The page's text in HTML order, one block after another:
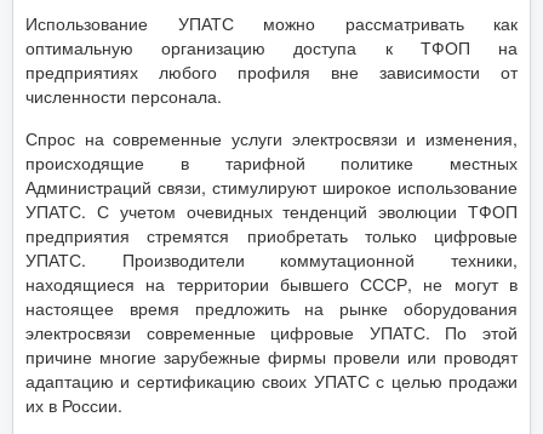
Использование УПАТС можно рассматривать как
оптимальную организацию доступа к ТФОП на
предприятиях любого профиля вне зависимости от
численности персонала.
Спрос на современные услуги электросвязи и изменения,
происходящие в тарифной политике местных
Администраций связи, стимулируют широкое использование
УПАТС. С учетом очевидных тенденций эволюции ТФОП
предприятия стремятся приобретать только цифровые
УПАТС. Производители коммутационной техники,
находящиеся на территории бывшего СССР, не могут в
настоящее время предложить на рынке оборудования
электросвязи современные цифровые УПАТС. По этой
причине многие зарубежные фирмы провели или проводят
адаптацию и сертификацию своих УПАТС с целью продажи
их в России.